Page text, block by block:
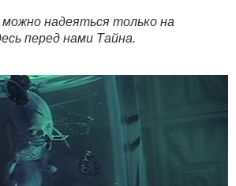
надеяться только на
перед нами Тайна.